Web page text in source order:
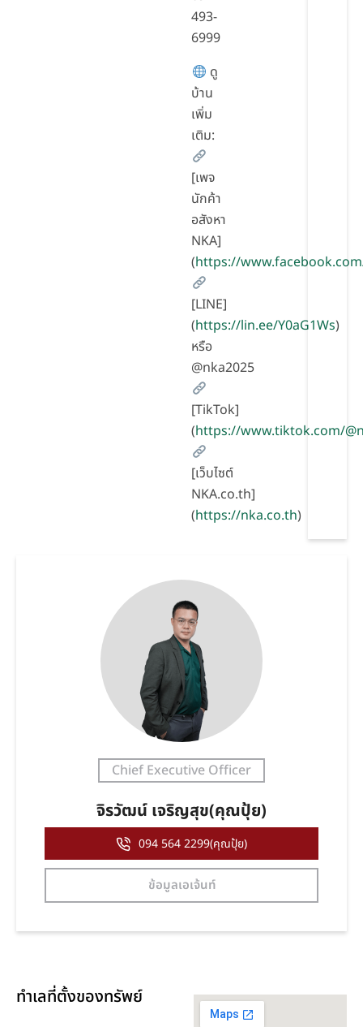
493-
6999
ดู
บ้าน
เพิ่ม
เติม:
[เพจ
นักค้า
อสังหา
NKA]
(https://
[LINE]
(https://lin.ee/Y0aG1Ws)
หรือ
@nka2025
[TikTok]
(https://www.tiktok.com/
[เว็บไซต์
NKA.co.th]
(https://nka.co.th)
Chief Executive Officer
จิรวัฒน์ เจริญสุข(คุณปุ้ย)
094 564 2299(คุณปุ้ย)
ข้อมูลเอเจ้นท์
ทำเลที่ตั้งของทรัพย์